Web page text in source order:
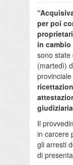
per poi
in
sono state
(martedì)
Il
in carcere
gli arresti
di